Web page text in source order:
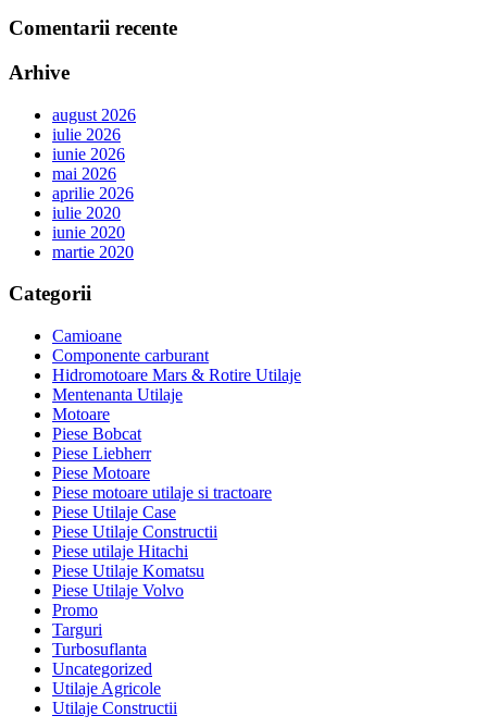
Comentarii recente
Arhive
august 2026
iulie 2026
iunie 2026
mai 2026
aprilie 2026
iulie 2020
iunie 2020
martie 2020
Categorii
Camioane
Componente carburant
Hidromotoare Mars & Rotire Utilaje
Mentenanta Utilaje
Motoare
Piese Bobcat
Piese Liebherr
Piese Motoare
Piese motoare utilaje si tractoare
Piese Utilaje Case
Piese Utilaje Constructii
Piese utilaje Hitachi
Piese Utilaje Komatsu
Piese Utilaje Volvo
Promo
Targuri
Turbosuflanta
Uncategorized
Utilaje Agricole
Utilaje Constructii